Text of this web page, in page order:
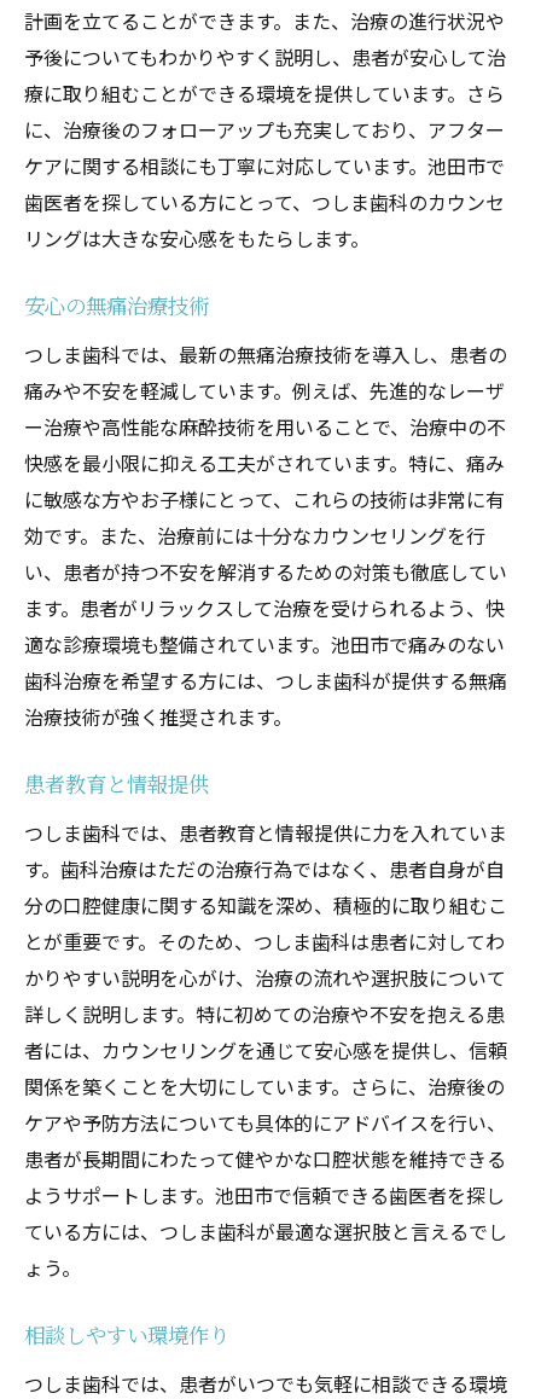
計画を立てることができます。また、治療の進行状況や
予後についてもわかりやすく説明し、患者が安心して治
療に取り組むことができる環境を提供しています。さら
に、治療後のフォローアップも充実しており、アフター
ケアに関する相談にも丁寧に対応しています。池田市で
歯医者を探している方にとって、つしま歯科のカウンセ
リングは大きな安心感をもたらします。
安心の無痛治療技術
つしま歯科では、最新の無痛治療技術を導入し、患者の
痛みや不安を軽減しています。例えば、先進的なレーザ
ー治療や高性能な麻酔技術を用いることで、治療中の不
快感を最小限に抑える工夫がされています。特に、痛み
に敏感な方やお子様にとって、これらの技術は非常に有
効です。また、治療前には十分なカウンセリングを行
い、患者が持つ不安を解消するための対策も徹底してい
ます。患者がリラックスして治療を受けられるよう、快
適な診療環境も整備されています。池田市で痛みのない
歯科治療を希望する方には、つしま歯科が提供する無痛
治療技術が強く推奨されます。
患者教育と情報提供
つしま歯科では、患者教育と情報提供に力を入れていま
す。歯科治療はただの治療行為ではなく、患者自身が自
分の口腔健康に関する知識を深め、積極的に取り組むこ
とが重要です。そのため、つしま歯科は患者に対してわ
かりやすい説明を心がけ、治療の流れや選択肢について
詳しく説明します。特に初めての治療や不安を抱える患
者には、カウンセリングを通じて安心感を提供し、信頼
関係を築くことを大切にしています。さらに、治療後の
ケアや予防方法についても具体的にアドバイスを行い、
患者が長期間にわたって健やかな口腔状態を維持できる
ようサポートします。池田市で信頼できる歯医者を探し
ている方には、つしま歯科が最適な選択肢と言えるでし
ょう。
相談しやすい環境作り
つしま歯科では、患者がいつでも気軽に相談できる環境